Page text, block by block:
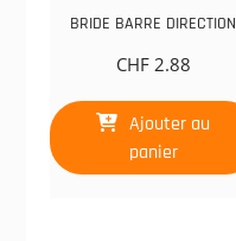
BRIDE BARRE DIRECTION
CHF2.88
Ajouter au
panier